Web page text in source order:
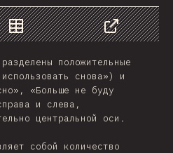
Данные
Поделиться
положительные
снова») и
«Больше не буду
и слева,
центральной оси.
собой количество